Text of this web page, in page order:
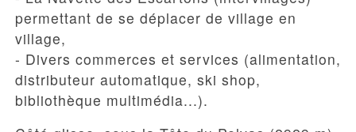
permettant de se déplacer de village en
village,
- Divers commerces et services (alimentation,
distributeur automatique, ski shop,
bibliothèque multimédia...).